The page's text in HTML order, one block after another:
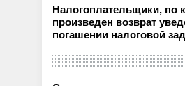
Налогоплательщики, по
произведен возврат
погашении налоговой